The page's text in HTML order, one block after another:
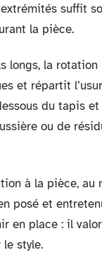
extrémités suffit
la pièce.
longs, la
et répartit
du tapis
ou de
à la pièce, au
posé et
en place : il
style.